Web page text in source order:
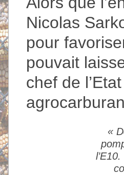
Nicolas
pour
pouvait
chef de
«